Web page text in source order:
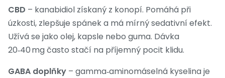
CBD – kanabidiol získaný z konopí. Pomáhá při
úzkosti, zlepšuje spánek a má mírný sedativní efekt.
Užívá se jako olej, kapsle nebo guma. Dávka
20‑40 mg často stačí na příjemný pocit klidu.
GABA doplňky – gamma‑aminomáselná kyselina je